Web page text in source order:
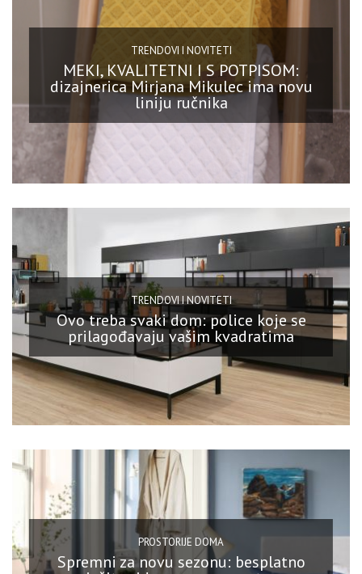
TRENDOVI I NOVITETI
MEKI, KVALITETNI I S POTPISOM:
dizajnerica Mirjana Mikulec ima novu
liniju ručnika
TRENDOVI I NOVITETI
Ovo treba svaki dom: police koje se
prilagođavaju vašim kvadratima
PROSTORIJE DOMA
Spremni za novu sezonu: besplatno